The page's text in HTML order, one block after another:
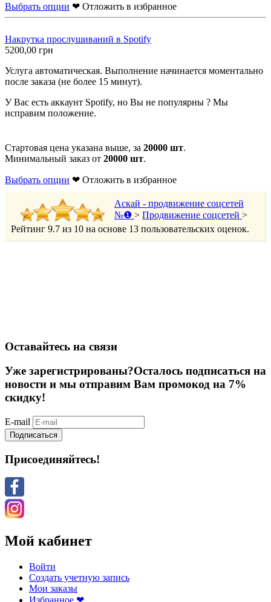
Выбрать опции ❤ Отложить в избранное
Накрутка прослушиваний в Spotify
5200,00 грн
Услуга автоматическая. Выполнение начинается моментально
после заказа (не более 15 минут).
У Вас есть аккаунт Spotify, но Вы не популярны ? Мы
исправим положение.
Стартовая цена указана выше, за 20000 шт.
Минимальный заказ от 20000 шт.
Выбрать опции ❤ Отложить в избранное
Аскай - продвижение соцсетей
№❶ > Продвижение соцсетей >
Рейтинг 9.7 из 10 на основе 13 пользовательских оценок.
Оставайтесь на связи
Уже зарегистрированы?Осталось подписаться на
новости и мы отправим Вам промокод на 7%
скидку!
E-mail
Подписаться
Присоединяйтесь!
Мой кабинет
Войти
Создать учетную запись
Мои заказы